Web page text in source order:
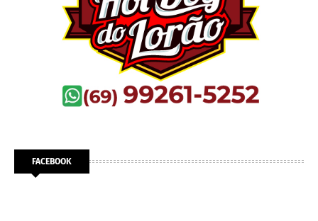
FACEBOOK